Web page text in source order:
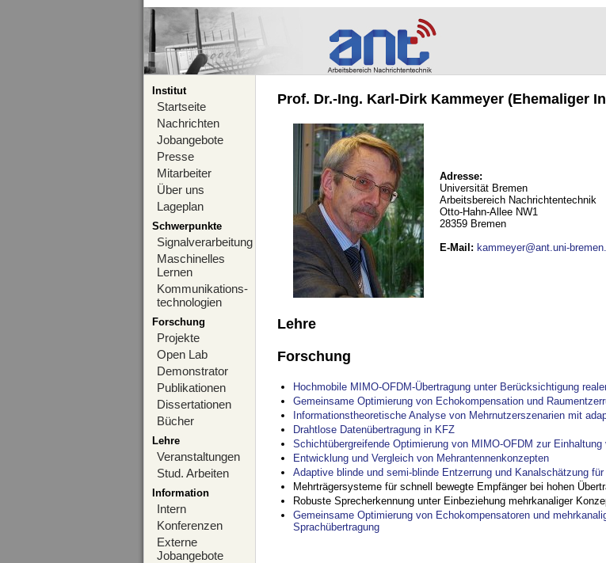
Institut
Startseite
Nachrichten
Jobangebote
Presse
Mitarbeiter
Über uns
Lageplan
Schwerpunkte
Signalverarbeitung
Maschinelles
Lernen
Kommunikations-
technologien
Forschung
Projekte
Open Lab
Demonstrator
Publikationen
Dissertationen
Bücher
Lehre
Veranstaltungen
Stud. Arbeiten
Information
Intern
Konferenzen
Externe
Jobangebote
Prof. Dr.-Ing. Karl-Dirk Kammeyer (Ehemaliger
Adresse:
Universität Bremen
Arbeitsbereich Nachrichtentechnik
Otto-Hahn-Allee NW1
28359 Bremen
E-Mail : kammeyer@ant.uni-
Lehre
Forschung
Hochmobile MIMO-OFDM-Übertragung unter Berücksichtigung
Gemeinsame Optimierung von Echokompensation und
Informationstheoretische Analyse von Mehrnutzerszenarien mit
Drahtlose Datenübertragung in KFZ
Schichtübergreifende Optimierung von MIMO-OFDM zur
Entwicklung und Vergleich von Mehrantennenkonzepten
Adaptive blinde und semi-blinde Entzerrung und Kanalschätzung
Mehrträgersysteme für schnell bewegte Empfänger bei hohen
Robuste Sprecherkennung unter Einbeziehung mehrkanaliger
Gemeinsame Optimierung von Echokompensatoren und
Sprachübertragung